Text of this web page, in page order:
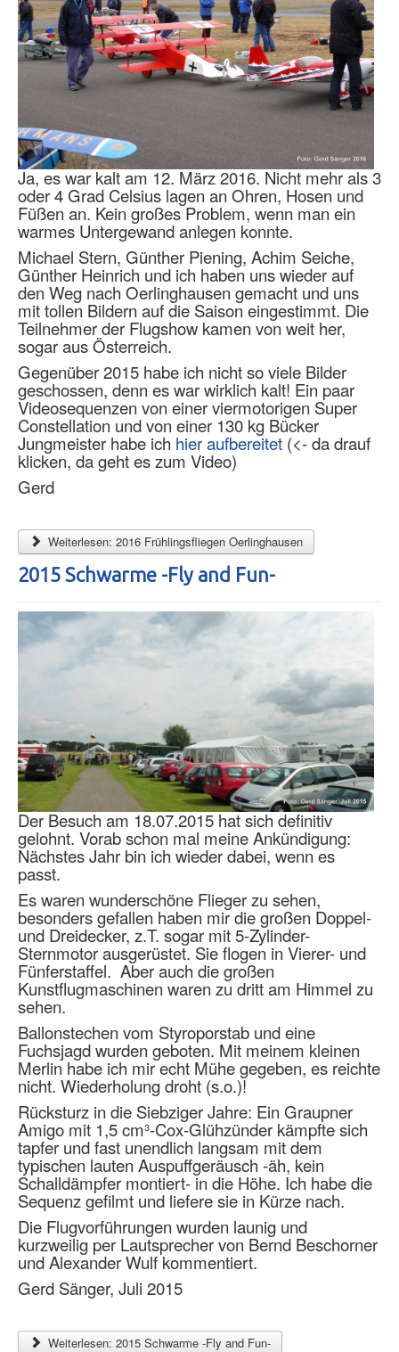
Ja, es war kalt am 12. März 2016. Nicht mehr als 3
oder 4 Grad Celsius lagen an Ohren, Hosen und
Füßen an. Kein großes Problem, wenn man ein
warmes Untergewand anlegen konnte.
Michael Stern, Günther Piening, Achim Seiche,
Günther Heinrich und ich haben uns wieder auf
den Weg nach Oerlinghausen gemacht und uns
mit tollen Bildern auf die Saison eingestimmt. Die
Teilnehmer der Flugshow kamen von weit her,
sogar aus Österreich.
Gegenüber 2015 habe ich nicht so viele Bilder
geschossen, denn es war wirklich kalt! Ein paar
Videosequenzen von einer viermotorigen Super
Constellation und von einer 130 kg Bücker
Jungmeister habe ich hier aufbereitet (<- da drauf
klicken, da geht es zum Video)
Gerd
Weiterlesen: 2016 Frühlingsfliegen Oerlinghausen
2015 Schwarme -Fly and Fun-
Der Besuch am 18.07.2015 hat sich definitiv
gelohnt. Vorab schon mal meine Ankündigung:
Nächstes Jahr bin ich wieder dabei, wenn es
passt.
Es waren wunderschöne Flieger zu sehen,
besonders gefallen haben mir die großen Doppel-
und Dreidecker, z.T. sogar mit 5-Zylinder-
Sternmotor ausgerüstet. Sie flogen in Vierer- und
Fünferstaffel. Aber auch die großen
Kunstflugmaschinen waren zu dritt am Himmel zu
sehen.
Ballonstechen vom Styroporstab und eine
Fuchsjagd wurden geboten. Mit meinem kleinen
Merlin habe ich mir echt Mühe gegeben, es reichte
nicht. Wiederholung droht (s.o.)!
Rücksturz in die Siebziger Jahre: Ein Graupner
Amigo mit 1,5 cm³-Cox-Glühzünder kämpfte sich
tapfer und fast unendlich langsam mit dem
typischen lauten Auspuffgeräusch -äh, kein
Schalldämpfer montiert- in die Höhe. Ich habe die
Sequenz gefilmt und liefere sie in Kürze nach.
Die Flugvorführungen wurden launig und
kurzweilig per Lautsprecher von Bernd Beschorner
und Alexander Wulf kommentiert.
Gerd Sänger, Juli 2015
Weiterlesen: 2015 Schwarme -Fly and Fun-